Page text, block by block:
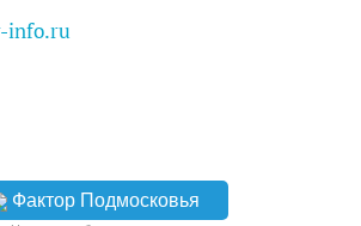
info.ru
Фактор Подмосковья